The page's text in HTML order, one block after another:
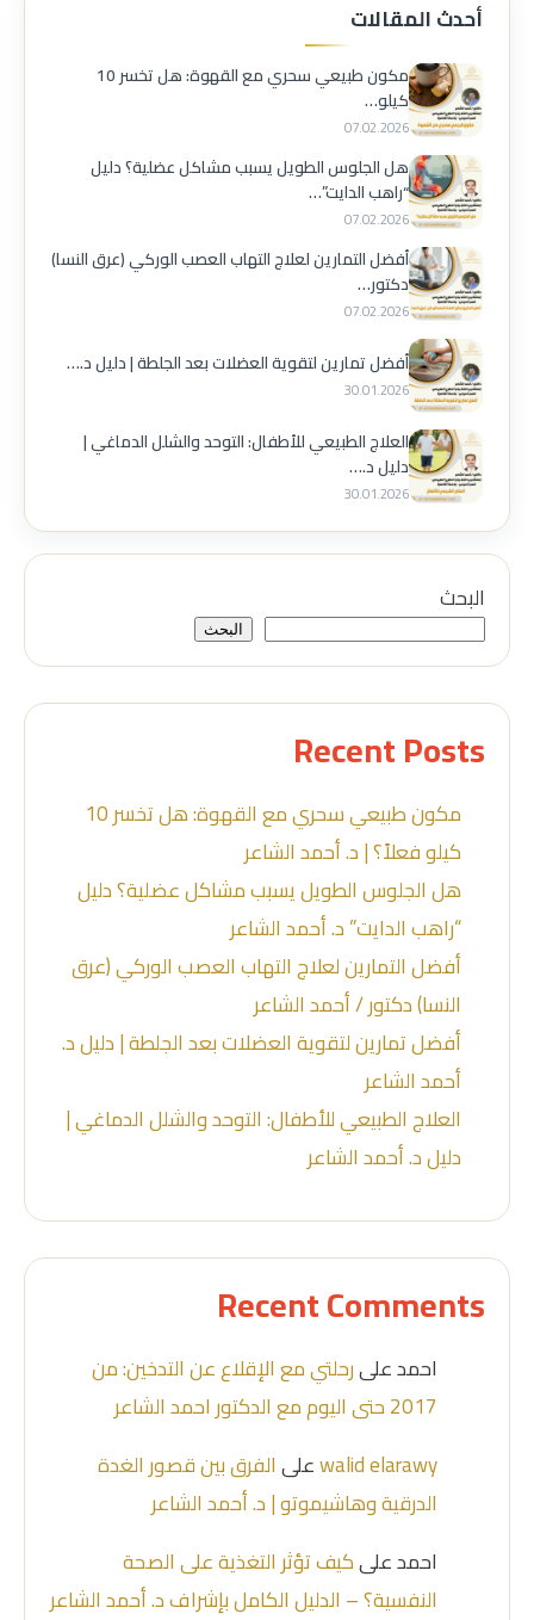
أحدث المقالات
مكون طبيعي سحري مع القهوة: هل تخسر 10
كيلو…
07.02.2026
هل الجلوس الطويل يسبب مشاكل عضلية؟ دليل
“راهب الدايت”…
07.02.2026
أفضل التمارين لعلاج التهاب العصب الوركي (عرق النسا)
دكتور…
07.02.2026
أفضل تمارين لتقوية العضلات بعد الجلطة | دليل د.…
30.01.2026
العلاج الطبيعي للأطفال: التوحد والشلل الدماغي |
دليل د.…
30.01.2026
البحث
البحث
Recent Posts
مكون طبيعي سحري مع القهوة: هل تخسر 10
كيلو فعلاً؟ | د. أحمد الشاعر
هل الجلوس الطويل يسبب مشاكل عضلية؟ دليل
“راهب الدايت” د. أحمد الشاعر
أفضل التمارين لعلاج التهاب العصب الوركي (عرق
النسا) دكتور / أحمد الشاعر
أفضل تمارين لتقوية العضلات بعد الجلطة | دليل د.
أحمد الشاعر
العلاج الطبيعي للأطفال: التوحد والشلل الدماغي |
دليل د. أحمد الشاعر
Recent Comments
احمدعلىرحلتي مع الإقلاع عن التدخين: من
2017 حتى اليوم مع الدكتور احمد الشاعر
walid elarawyعلىالفرق بين قصور الغدة
الدرقية وهاشيموتو | د. أحمد الشاعر
احمدعلىكيف تؤثر التغذية على الصحة
النفسية؟ – الدليل الكامل بإشراف د. أحمد الشاعر